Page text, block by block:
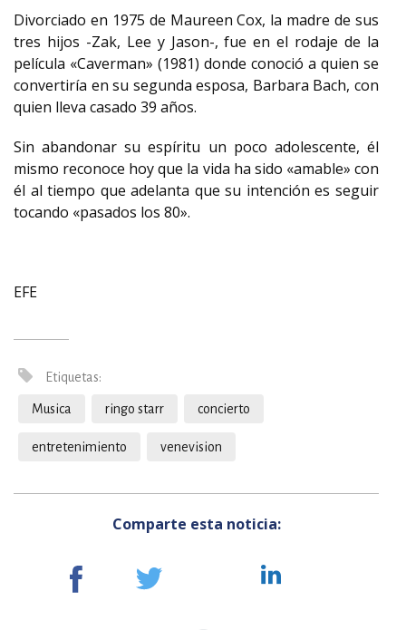
Divorciado en 1975 de Maureen Cox, la madre de sus
tres hijos -Zak, Lee y Jason-, fue en el rodaje de la
película «Caverman» (1981) donde conoció a quien se
convertiría en su segunda esposa, Barbara Bach, con
quien lleva casado 39 años.
Sin abandonar su espíritu un poco adolescente, él
mismo reconoce hoy que la vida ha sido «amable» con
él al tiempo que adelanta que su intención es seguir
tocando «pasados los 80».
EFE
Etiquetas:
Musica ringo starr concierto
entretenimiento venevision
Comparte esta noticia: